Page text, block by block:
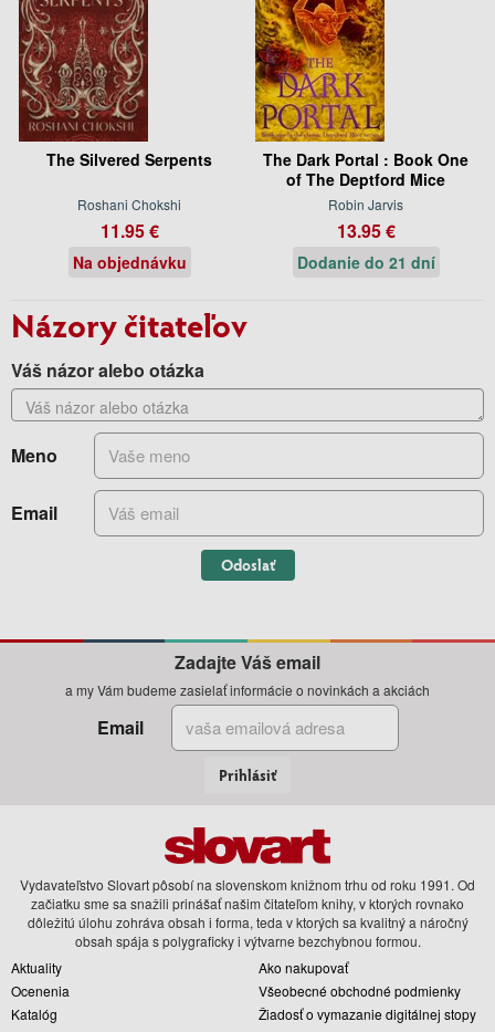
The Silvered Serpents
Roshani Chokshi
11.95 €
Na objednávku
The Dark Portal : Book One
of The Deptford Mice
Robin Jarvis
13.95 €
Dodanie do 21 dní
Názory čitateľov
Váš názor alebo otázka
Meno
Email
Odoslať
Zadajte Váš email
a my Vám budeme zasielať informácie o novinkách a akciách
Email
Prihlásiť
Vydavateľstvo Slovart pôsobí na slovenskom knižnom trhu od roku 1991. Od
začiatku sme sa snažili prinášať našim čitateľom knihy, v ktorých rovnako
dôležitú úlohu zohráva obsah i forma, teda v ktorých sa kvalitný a náročný
obsah spája s polygraficky i výtvarne bezchybnou formou.
Aktuality
Ocenenia
Katalóg
Ako nakupovať
Všeobecné obchodné podmienky
Žiadosť o vymazanie digitálnej stopy